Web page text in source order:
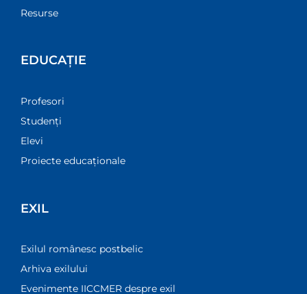
Resurse
EDUCAȚIE
Profesori
Studenți
Elevi
Proiecte educaționale
EXIL
Exilul românesc postbelic
Arhiva exilului
Evenimente IICCMER despre exil